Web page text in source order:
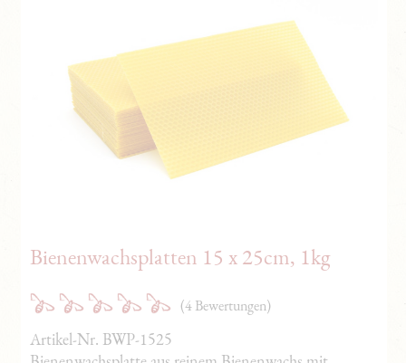
Bienenwachsplatten 15 x 25cm, 1kg
(4 Bewertungen)
Artikel-Nr. BWP-1525
Weißtannenhonig
Edelkastanienhonig
Lieblingscreation-Sets
Handgedrehte Kerzen
Handbemalte Kerzen
Weihnachtliche Kerzen
Videos/Audios